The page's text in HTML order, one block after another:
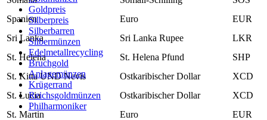
Spanien
Euro
EUR
Sri Lanka
Sri Lanka Rupee
LKR
St. Helena
St. Helena Pfund
SHP
St. Kitta UND Nevis
Ostkaribischer Dollar
XCD
St. Lucia
Ostkaribischer Dollar
XCD
St. Martin
Euro
EUR
Goldpreis
Silberpreis
Silberbarren
Silbermünzen
Edelmetallrecycling
Bruchgold
Anlagemünzen
Krügerrand
Reichsgoldmünzen
Philharmoniker